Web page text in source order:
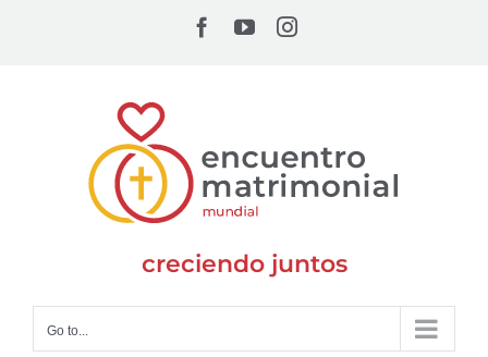
Facebook
YouTubeInstagram
creciendo juntos
Go to...